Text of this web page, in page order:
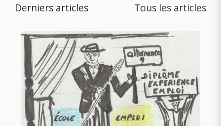
Derniers articles Tous les articles